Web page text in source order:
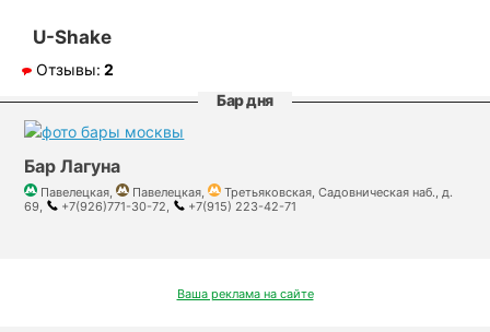
U-Shake
Отзывы: 2
Бар дня
Бар Лагуна
Павелецкая, Павелецкая,
Третьяковская, Садовническая наб., д.
69,
+7(926)771-30-72, +7(915) 223-42-71
Ваша реклама на сайте